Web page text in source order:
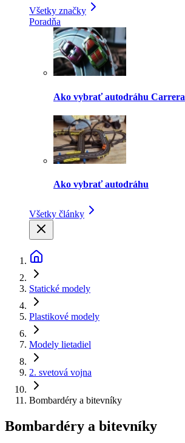
Všetky značky
Poradňa
Ako vybrať autodráhu Carrera
Ako vybrať autodráhu
Všetky články
Statické modely
Plastikové modely
Modely lietadiel
2. svetová vojna
Bombardéry a bitevníky
Bombardéry a bitevníky